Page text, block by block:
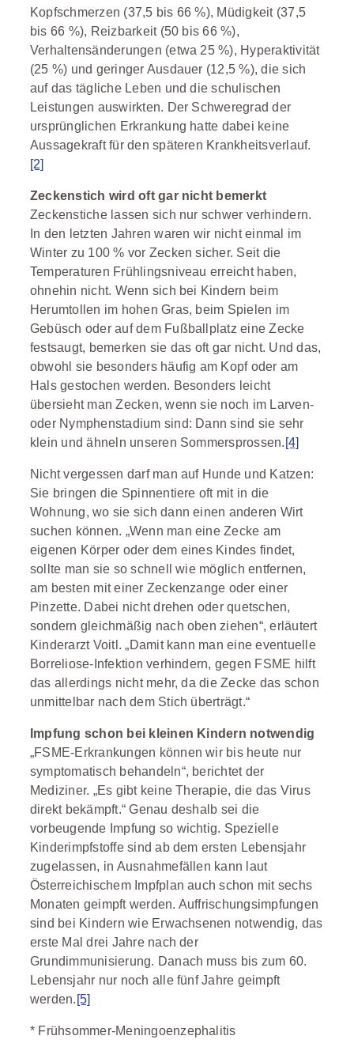
Kopfschmerzen (37,5 bis 66 %), Müdigkeit (37,5
bis 66 %), Reizbarkeit (50 bis 66 %),
Verhaltensänderungen (etwa 25 %), Hyperaktivität
(25 %) und geringer Ausdauer (12,5 %), die sich
auf das tägliche Leben und die schulischen
Leistungen auswirkten. Der Schweregrad der
ursprünglichen Erkrankung hatte dabei keine
Aussagekraft für den späteren Krankheitsverlauf.
[2]
Zeckenstich wird oft gar nicht bemerkt
Zeckenstiche lassen sich nur schwer verhindern.
In den letzten Jahren waren wir nicht einmal im
Winter zu 100 % vor Zecken sicher. Seit die
Temperaturen Frühlingsniveau erreicht haben,
ohnehin nicht. Wenn sich bei Kindern beim
Herumtollen im hohen Gras, beim Spielen im
Gebüsch oder auf dem Fußballplatz eine Zecke
festsaugt, bemerken sie das oft gar nicht. Und das,
obwohl sie besonders häufig am Kopf oder am
Hals gestochen werden. Besonders leicht
übersieht man Zecken, wenn sie noch im Larven-
oder Nymphenstadium sind: Dann sind sie sehr
klein und ähneln unseren Sommersprossen. [4]
Nicht vergessen darf man auf Hunde und Katzen:
Sie bringen die Spinnentiere oft mit in die
Wohnung, wo sie sich dann einen anderen Wirt
suchen können. „Wenn man eine Zecke am
eigenen Körper oder dem eines Kindes findet,
sollte man sie so schnell wie möglich entfernen,
am besten mit einer Zeckenzange oder einer
Pinzette. Dabei nicht drehen oder quetschen,
sondern gleichmäßig nach oben ziehen“, erläutert
Kinderarzt Voitl. „Damit kann man eine eventuelle
Borreliose-Infektion verhindern, gegen FSME hilft
das allerdings nicht mehr, da die Zecke das schon
unmittelbar nach dem Stich überträgt.“
Impfung schon bei kleinen Kindern notwendig
„FSME-Erkrankungen können wir bis heute nur
symptomatisch behandeln“, berichtet der
Mediziner. „Es gibt keine Therapie, die das Virus
direkt bekämpft.“ Genau deshalb sei die
vorbeugende Impfung so wichtig. Spezielle
Kinderimpfstoffe sind ab dem ersten Lebensjahr
zugelassen, in Ausnahmefällen kann laut
Österreichischem Impfplan auch schon mit sechs
Monaten geimpft werden. Auffrischungsimpfungen
sind bei Kindern wie Erwachsenen notwendig, das
erste Mal drei Jahre nach der
Grundimmunisierung. Danach muss bis zum 60.
Lebensjahr nur noch alle fünf Jahre geimpft
werden. [5]
* Frühsommer-Meningoenzephalitis